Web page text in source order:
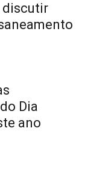
discutir
Dia
ano